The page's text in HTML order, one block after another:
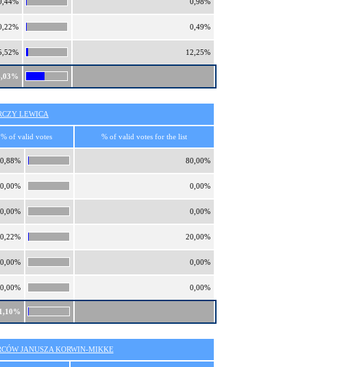
0,49%
12,25%
LEWICA
% of valid votes % of valid votes for the list
0,88% 80,00%
0,00% 0,00%
0,00% 0,00%
0,22% 20,00%
0,00% 0,00%
0,00% 0,00%
1,10%
JANUSZA KORWIN-MIKKE